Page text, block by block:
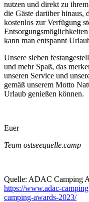
nutzen und direkt zu
die Gäste darüber hinaus,
kostenlos zur Verfügung
kann man entspannt
Unsere sieben
und mehr Spaß, das
unseren Service und
gemäß unserem Motto
Urlaub genießen können.
Euer
Team ostseequelle.camp
Quelle: ADAC Camping
https://www.adac-
camping-awards-2023/